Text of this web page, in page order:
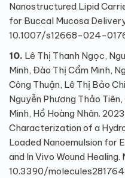
Nanostructured Lipid
for Buccal Mucosa
10.1007/s12668-024-
10. Lê Thị Thanh Ngọc,
Minh, Đào Thị Cẩm Minh,
Công Thuận, Lê Thị Bảo
Nguyễn Phương Thảo
Minh, Hồ Hoàng Nhân.
Characterization of a
Loaded Nanoemulsion for
and In Vivo Wound Healing.
10.3390/